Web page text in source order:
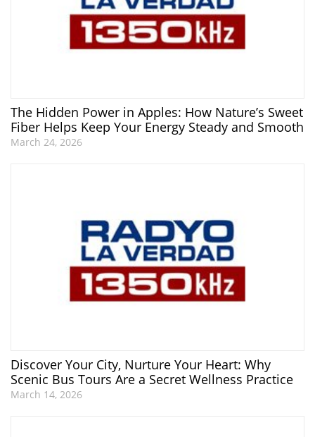
The Hidden Power in Apples: How Nature’s Sweet
Fiber Helps Keep Your Energy Steady and Smooth
March 24, 2026
Discover Your City, Nurture Your Heart: Why
Scenic Bus Tours Are a Secret Wellness Practice
March 14, 2026